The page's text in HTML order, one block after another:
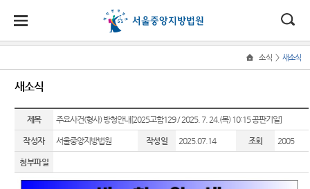
법원
소개
법원장
인사말
연혁
조직 및
소식
새소식
우리법
원 주요
판결
법원 게
민원
민원안
내
법률상
담안내
자주묻
정보
지식재
산 전문
재판부
IP
Chambers
소통
법원에
바란다
부조리
신고센
터
소식 > 새소식
새소식
제목 주요사건(형사) 방청안내[2025고합129 / 2025. 7. 24.(목) 10:15 공판기일]
작성자 서울중앙지방법원 작성일 2025.07.14 조회 2005
첨부파일
원
정
보
소